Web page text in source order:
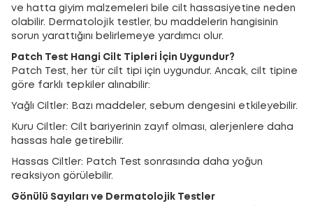
ve hatta giyim malzemeleri bile cilt hassasiyetine neden
olabilir. Dermatolojik testler, bu maddelerin hangisinin
sorun yarattığını belirlemeye yardımcı olur.
Patch Test Hangi Cilt Tipleri İçin Uygundur?
Patch Test, her tür cilt tipi için uygundur. Ancak, cilt tipine
göre farklı tepkiler alınabilir:
Yağlı Ciltler: Bazı maddeler, sebum dengesini etkileyebilir.
Kuru Ciltler: Cilt bariyerinin zayıf olması, alerjenlere daha
hassas hale getirebilir.
Hassas Ciltler: Patch Test sonrasında daha yoğun
reaksiyon görülebilir.
Gönülü Sayıları ve Dermatolojik Testler